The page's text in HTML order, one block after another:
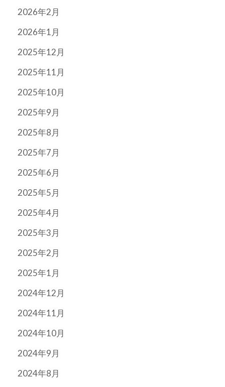
2026年2月
2026年1月
2025年12月
2025年11月
2025年10月
2025年9月
2025年8月
2025年7月
2025年6月
2025年5月
2025年4月
2025年3月
2025年2月
2025年1月
2024年12月
2024年11月
2024年10月
2024年9月
2024年8月